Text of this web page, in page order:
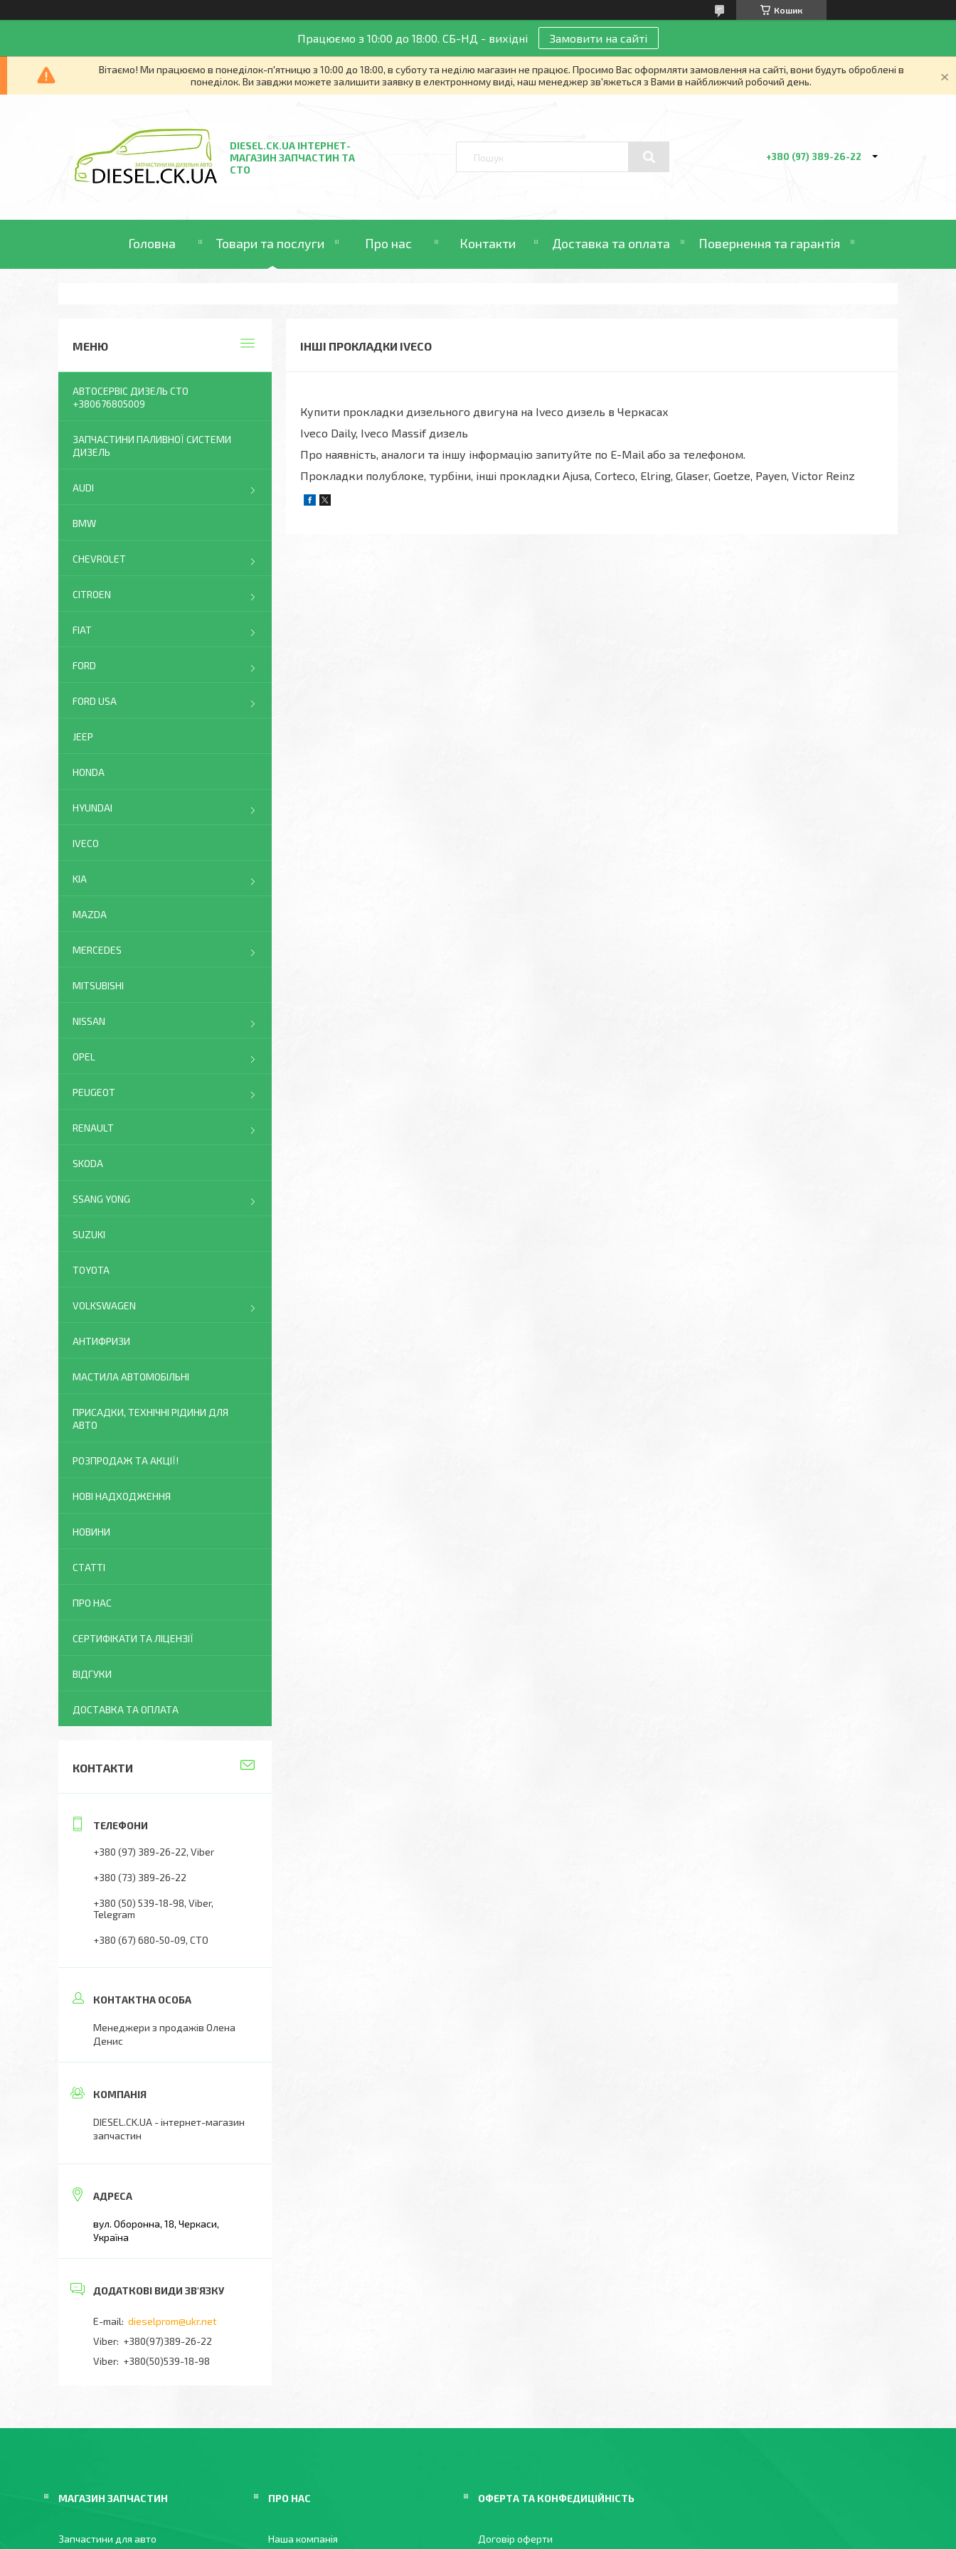
Кошик
Працюємо з 10:00 до 18:00. СБ-НД - вихідні Замовити на сайті
Вітаємо! Ми працюємо в понеділок-п'ятницю з 10:00 до 18:00, в суботу та неділю магазин не працює. Просимо Вас оформляти замовлення на сайті, вони будуть оброблені в
понеділок. Ви завджи можете залишити заявку в електронному виді, наш менеджер зв'яжеться з Вами в найближчий робочий день.
DIESEL.CK.UA ІНТЕРНЕТ-
МАГАЗИН ЗАПЧАСТИН ТА
СТО
+380 (97) 389-26-22
Головна Товари та послуги Про нас Контакти Доставка та оплата Повернення та гарантія
ІНШІ ПРОКЛАДКИ IVECO
Купити прокладки дизельного двигуна на Iveco дизель в Черкасах
Iveco Daily, Iveco Massif дизель
Про наявність, аналоги та іншу інформацію запитуйте по E-Mail або за телефоном.
Прокладки полублоке, турбіни, інші прокладки Ajusa, Corteco, Elring, Glaser, Goetze, Payen, Victor Reinz
АВТОСЕРВІС ДИЗЕЛЬ СТО
+380676805009
ЗАПЧАСТИНИ ПАЛИВНОЇ СИСТЕМИ
ДИЗЕЛЬ
AUDI
BMW
CHEVROLET
CITROEN
FIAT
FORD
FORD USA
JEEP
HONDA
HYUNDAI
IVECO
KIA
MAZDA
MERCEDES
MITSUBISHI
NISSAN
OPEL
PEUGEOT
RENAULT
SKODA
SSANG YONG
SUZUKI
TOYOTA
VOLKSWAGEN
АНТИФРИЗИ
МАСТИЛА АВТОМОБІЛЬНІ
ПРИСАДКИ, ТЕХНІЧНІ РІДИНИ ДЛЯ
АВТО
РОЗПРОДАЖ ТА АКЦІЇ!
НОВІ НАДХОДЖЕННЯ
НОВИНИ
СТАТТІ
ПРО НАС
СЕРТИФІКАТИ ТА ЛІЦЕНЗІЇ
ВІДГУКИ
ДОСТАВКА ТА ОПЛАТА
КОНТАКТИ
+380 (97) 389-26-22 Viber
+380 (73) 389-26-22
+380 (50) 539-18-98 Viber,
Telegram
+380 (67) 680-50-09 СТО
Менеджери з продажів Олена
Денис
DIESEL.CK.UA - інтернет-магазин
запчастин
вул. Оборонна, 18, Черкаси,
Україна
dieselprom@ukr.net
+380(97)389-26-22
Viber +380(50)539-18-98
МАГАЗИН ЗАПЧАСТИН
Запчастини для авто
ПРО НАС
Наша компанія
ОФЕРТА ТА КОНФЕДИЦІЙНІСТЬ
Договір оферти